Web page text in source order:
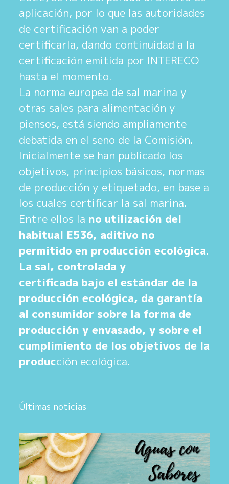
aplicación, por lo que las autoridades
de certificación van a poder
certificarla, dando continuidad a la
certificación emitida por INTERECO
hasta el momento.
La norma europea de sal marina y
otras sales para alimentación y
piensos, está siendo ampliamente
debatida en el seno de la Comisión.
Inicialmente se han publicado los
objetivos, principios básicos, normas
de producción y etiquetado, en base a
los cuales certificar la sal marina.
Entre ellos la no utilización del
habitual E536, aditivo no
permitido en producción ecológica.
La sal, controlada y
certificada bajo el estándar de la
producción ecológica, da garantía
al consumidor sobre la forma de
producción y envasado, y sobre el
cumplimiento de los objetivos de la
producción ecológica.
Últimas noticias